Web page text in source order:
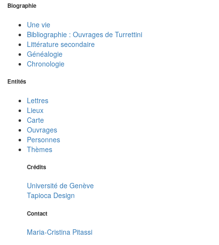
Biographie
Une vie
Bibliographie : Ouvrages de Turrettini
Littérature secondaire
Généalogie
Chronologie
Entités
Lettres
Lieux
Carte
Ouvrages
Personnes
Thèmes
Crédits
Université de Genève
Tapioca Design
Contact
Maria-Cristina Pitassi